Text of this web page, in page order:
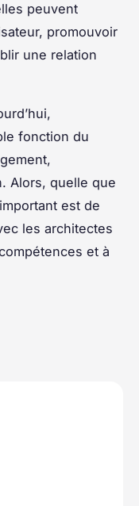
peuvent
promouvoir
une relation
fonction du
Alors, quelle que
est de
les architectes
et à